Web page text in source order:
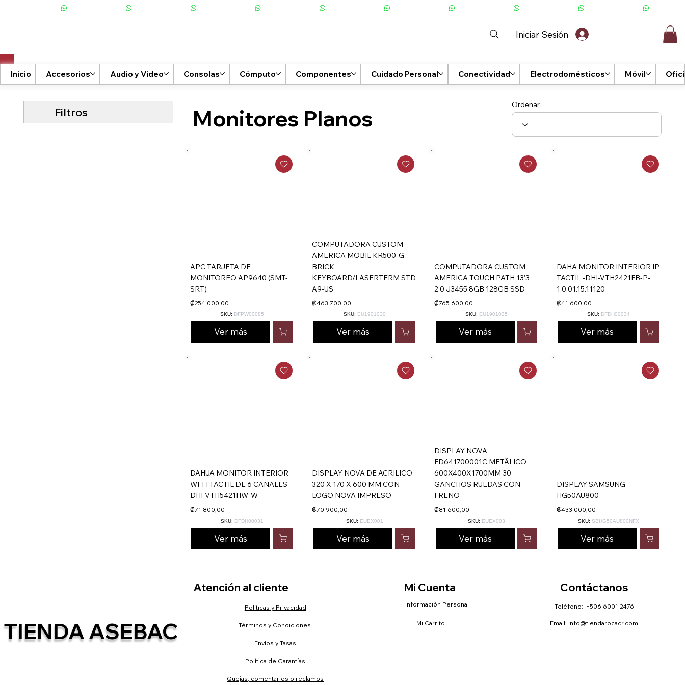
Iniciar Sesión
Inicio Accesorios Audio y Video Consolas Cómputo Componentes Cuidado Personal Conectividad Electrodomésticos Móvil
APC TARJETA DE
MONITOREO AP9640 (SMT-
SRT)
₡254 000,00
Ver más
SKU: DFPW00085
COMPUTADORA CUSTOM
AMERICA MOBIL KR500-G
BRICK
KEYBOARD/LASERTERM STD
A9-US
₡463 700,00
Ver más
SKU: EU1901030
COMPUTADORA CUSTOM
AMERICA TOUCH PATH 13'3
2.0 J3455 8GB 128GB SSD
₡765 600,00
Ver más
SKU: EU1901035
DAHA MONITOR INTERIOR IP
TACTIL -DHI-VTH2421FB-P-
1.0.01.15.11120
₡41 600,00
Ver más
SKU: DFDH00034
DAHUA MONITOR INTERIOR
WI-FI TACTIL DE 6 CANALES -
DHI-VTH5421HW-W-
₡71 800,00
Ver más
SKU: DFDH00031
DISPLAY NOVA DE ACRILICO
320 X 170 X 600 MM CON
LOGO NOVA IMPRESO
₡70 900,00
Ver más
SKU: EUEX001
DISPLAY NOVA
FD641700001C METÃLICO
600X400X1700MM 30
GANCHOS RUEDAS CON
FRENO
₡81 600,00
Ver más
SKU: EUEX003
DISPLAY SAMSUNG
HG50AU800
₡433 000,00
Ver más
SKU: SBHG50AU800NFX
Monitores Planos
Filtros
Ordenar
TIENDA ASEBAC
Atención al cliente
Políticas y Privacidad
Términos y Condiciones
Envíos y Tasas
Política de Garantías
Quejas, comentarios o reclamos
Mi Cuenta
Información Personal
Mi Carrito
Contáctanos
Teléfono: +506 6001 2476
Email: info@tiendarocacr.com